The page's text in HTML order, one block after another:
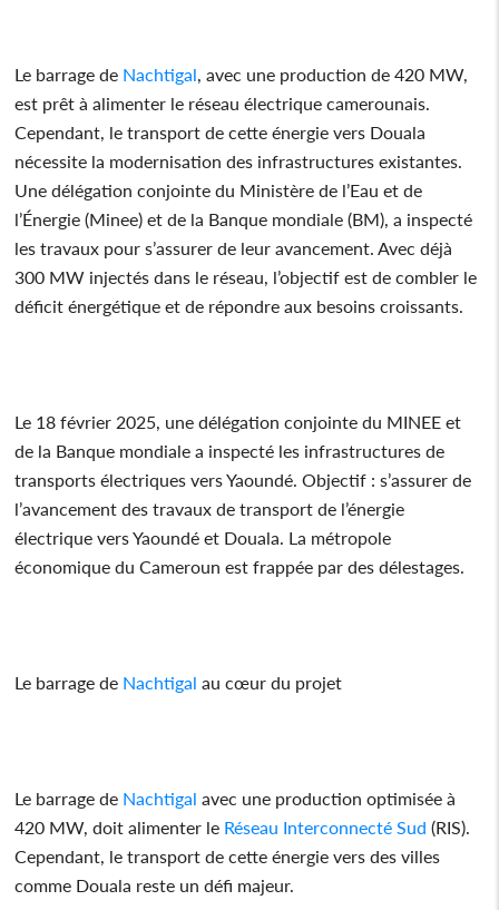
Le barrage de Nachtigal , avec une production de 420 MW,
est prêt à alimenter le réseau électrique camerounais.
Cependant, le transport de cette énergie vers Douala
nécessite la modernisation des infrastructures existantes.
Une délégation conjointe du Ministère de l’Eau et de
l’Énergie (Minee) et de la Banque mondiale (BM), a inspecté
les travaux pour s’assurer de leur avancement. Avec déjà
300 MW injectés dans le réseau, l’objectif est de combler le
déficit énergétique et de répondre aux besoins croissants.
Le 18 février 2025, une délégation conjointe du MINEE et
de la Banque mondiale a inspecté les infrastructures de
transports électriques vers Yaoundé. Objectif : s’assurer de
l’avancement des travaux de transport de l’énergie
électrique vers Yaoundé et Douala. La métropole
économique du Cameroun est frappée par des délestages.
Le barrage de Nachtigal au cœur du projet
Le barrage de Nachtigal avec une production optimisée à
420 MW, doit alimenter le Réseau Interconnecté Sud (RIS).
Cependant, le transport de cette énergie vers des villes
comme Douala reste un défi majeur.